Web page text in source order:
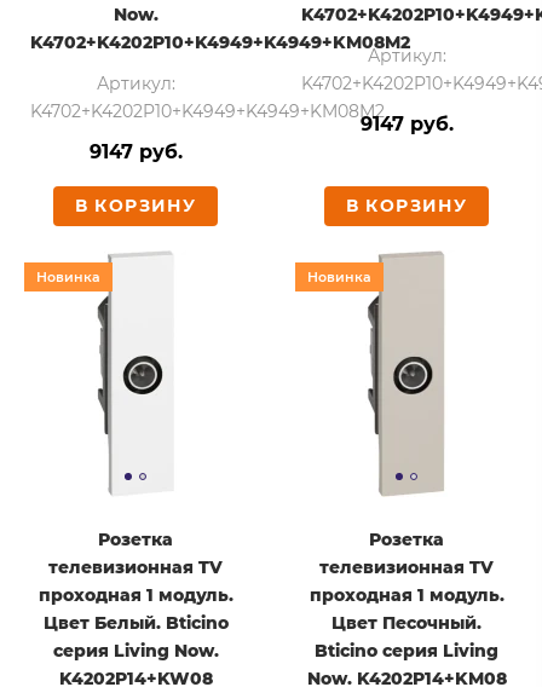
Now.
K4702+K4202P10+K4949+K4949+KM08M2
Артикул:
K4702+K4202P10+K4949+K4949+KM08M2
9147 руб.
В КОРЗИНУ
Артикул:
9147 руб.
В КОРЗИНУ
Новинка
Розетка
телевизионная TV
проходная 1 модуль.
Цвет Белый. Bticino
серия Living Now.
K4202P14+KW08
Новинка
Розетка
телевизионная TV
проходная 1 модуль.
Цвет Песочный.
Bticino серия Living
Now. K4202P14+KM08